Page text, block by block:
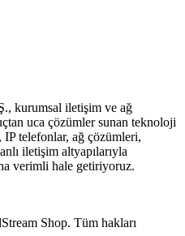
kurumsal iletişim ve ağ
uca çözümler sunan teknoloji
IP telefonlar, ağ çözümleri,
iletişim altyapılarıyla
verimli hale getiriyoruz.
Shop. Tüm hakları